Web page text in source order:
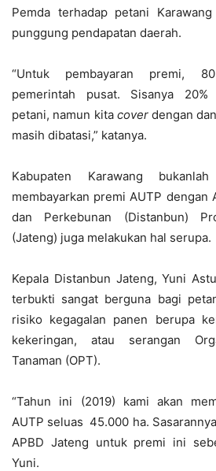
Pemda terhadap petani
punggung pendapatan daerah.
“Untuk pembayaran premi,
pemerintah pusat. Sisanya 20%
petani, namun kita coverdengan
masih dibatasi,” katanya.
Kabupaten Karawang
membayarkan premi AUTP dengan
dan Perkebunan (Distanbun)
(Jateng) juga melakukan hal serupa.
Kepala Distanbun Jateng, Yuni
terbukti sangat berguna bagi
risiko kegagalan panen berupa
kekeringan, atau serangan
Tanaman (OPT).
“Tahun ini (2019) kami akan
AUTP seluas 45.000 ha.
APBD Jateng untuk premi ini
Yuni.